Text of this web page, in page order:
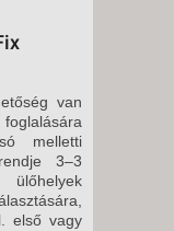
van
melletti
3–3
ülőhelyek
első vagy